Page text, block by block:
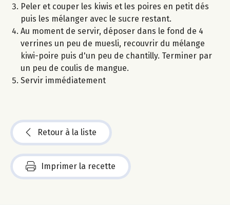
Peler et couper les kiwis et les poires en petit dés
puis les mélanger avec le sucre restant.
Au moment de servir, déposer dans le fond de 4
verrines un peu de muesli, recouvrir du mélange
kiwi-poire puis d'un peu de chantilly. Terminer par
un peu de coulis de mangue.
Servir immédiatement
Retour à la liste
Imprimer la recette